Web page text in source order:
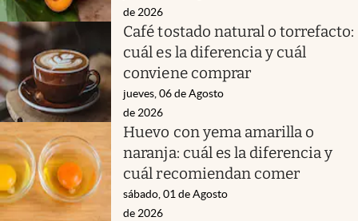
de 2026
Café tostado natural o torrefacto:
cuál es la diferencia y cuál
conviene comprar
jueves, 06 de Agosto
de 2026
Huevo con yema amarilla o
naranja: cuál es la diferencia y
cuál recomiendan comer
sábado, 01 de Agosto
de 2026